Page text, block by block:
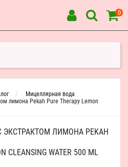
0
Мицеллярная вода
лимона Pekah Pure Therapy Lemon
ЛИМОНА PEKAH
CLEANSING WATER 500 ML